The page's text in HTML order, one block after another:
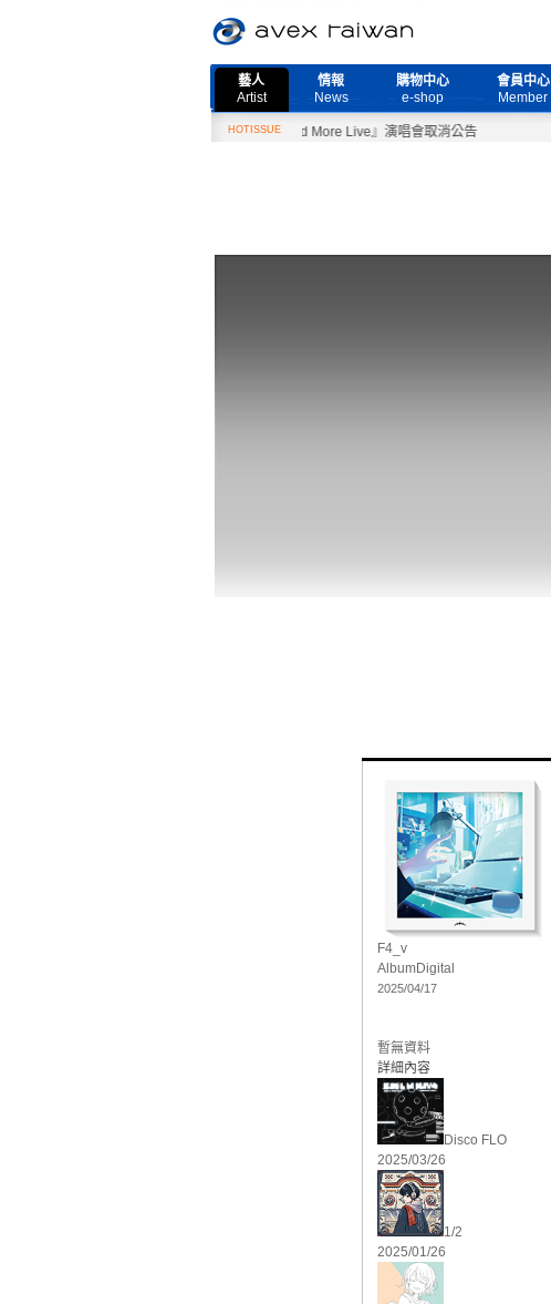
藝人
Artist
情報
News
購物中心
e-shop
會員中心
Member
HOTISSUE
2月27日『Need More Live』演唱會取消公告
F4_v
AlbumDigital
2025/04/17
暫無資料
詳細內容
Disco FLO
2025/03/26
1/2
2025/01/26